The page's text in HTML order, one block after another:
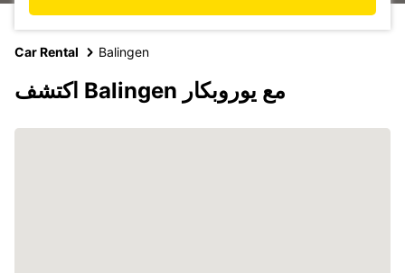
Car Rental Balingen
اكتشف Balingen مع يوروبكار